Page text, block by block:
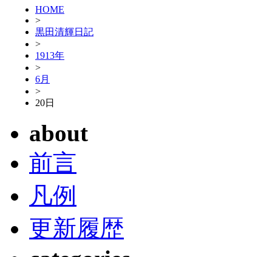
HOME
>
黒田清輝日記
>
1913年
>
6月
>
20日
about
前言
凡例
更新履歴